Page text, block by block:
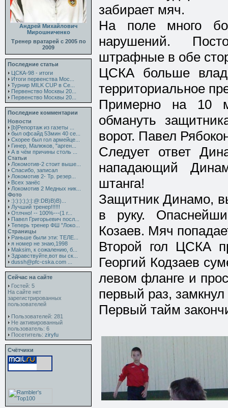
Андрей Михайлович
Мирошниченко
Тренер вратарей с 2005 по
2009
Последние статьи
ЦСКА-98 - итоги
Итоги первенства Мос...
Турнир MILK CUP в Се...
Первенство Москвы 20...
Первенство Москвы 20...
Последние комментарии
Новости
[b]Репортаж из газеты ...
был офсайд 53мин 40 се...
Скорее был гол армейце...
Гинер, Малюков, "арген...
А в чём причины столь ...
Статьи
Локомотив-2 стоит выше...
Спасибо, записал
Локомотив 2- Тр. резер...
Всех занёс
Локомотив 2 Медных ник...
Фото
:):):):);):|:@:DB)B)B)...
Лучший тренер!!!!!!
Отлчно! -- 100%---(1 г...
Павел Григорьевич посл...
Теперь тренер ФШ "Локо...
Страницы
Раньше были эти: ТЕЛЕ...
я номер не знаю,1998
Maksim, к сожалению, б...
Здравствуйте,вот вы ск...
dussh@pfc-cska.com ...
Сейчас на сайте
Гостей: 5
На сайте нет
зарегистрированных
пользователей
Пользователей: 281
Не активированный
пользователь: 6
Посетитель: ziryfu
Счётчики
забирает мяч.
На поле много
нарушений.
штрафные в обе
ЦСКА больше
территориальное
Примерно на 10
обмануть
ворот. Павел
Следует ответ
нападающий
штанга!
Защитник Динамо,
в руку.
Козаев. Мяч
Второй гол ЦСКА
Георгий Кодзаев
левом фланге и
первый раз,
Первый тайм